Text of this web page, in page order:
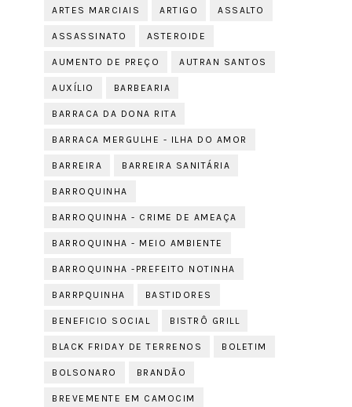
ARTES MARCIAIS ARTIGO ASSALTO
ASSASSINATO ASTEROIDE
AUMENTO DE PREÇO AUTRAN SANTOS
AUXÍLIO BARBEARIA
BARRACA DA DONA RITA
BARRACA MERGULHE - ILHA DO AMOR
BARREIRA BARREIRA SANITÁRIA
BARROQUINHA
BARROQUINHA - CRIME DE AMEAÇA
BARROQUINHA - MEIO AMBIENTE
BARROQUINHA -PREFEITO NOTINHA
BARRPQUINHA BASTIDORES
BENEFICIO SOCIAL BISTRÔ GRILL
BLACK FRIDAY DE TERRENOS BOLETIM
BOLSONARO BRANDÃO
BREVEMENTE EM CAMOCIM